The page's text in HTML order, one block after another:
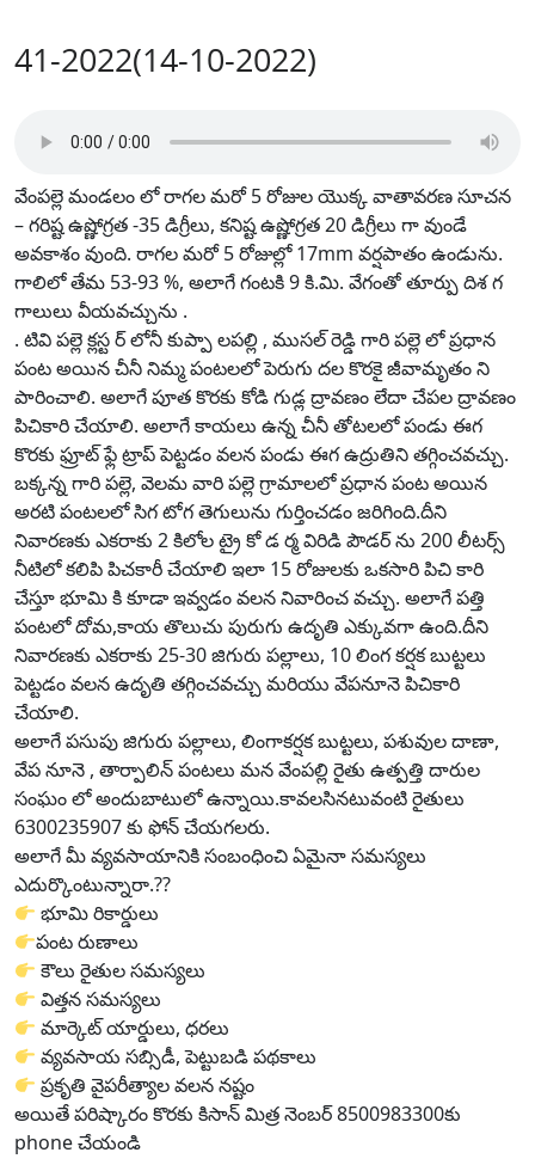
41-2022(14-10-2022)
వేంపల్లె మండలం లో రాగల మరో 5 రోజుల యొక్క వాతావరణ సూచన
– గరిష్ట ఉష్ణోగ్రత -35 డిగ్రీలు, కనిష్ట ఉష్ణోగ్రత 20 డిగ్రీలు గా వుండే
అవకాశం వుంది. రాగల మరో 5 రోజుల్లో 17mm వర్షపాతం ఉండును.
గాలిలో తేమ 53-93 %, అలాగే గంటకి 9 కి.మి. వేగంతో తూర్పు దిశ గ
గాలులు వీయవచ్చును .
. టివి పల్లె క్లస్ట ర్ లోనీ కుప్పా లపల్లి , ముసల్ రెడ్డి గారి పల్లె లో ప్రధాన
పంట అయిన చీనీ నిమ్మ పంటలలో పెరుగు దల కొరకై జీవామృతం ని
పారించాలి. అలాగే పూత కొరకు కోడి గుడ్ల ద్రావణం లేదా చేపల ద్రావణం
పిచికారి చేయాలి. అలాగే కాయలు ఉన్న చీనీ తోటలలో పండు ఈగ
కొరకు ఫ్రూట్ ఫ్లే ట్రాప్ పెట్టడం వలన పండు ఈగ ఉద్రుతిని తగ్గించవచ్చు.
బక్కన్న గారి పల్లె, వెలమ వారి పల్లె గ్రామాలలో ప్రధాన పంట అయిన
అరటి పంటలలో సిగ టోగ తెగులును గుర్తించడం జరిగింది.దీని
నివారణకు ఎకరాకు 2 కిలోల ట్రై కో డ ర్మ విరిడి పౌడర్ ను 200 లీటర్స్
నీటిలో కలిపి పిచకారీ చేయాలి ఇలా 15 రోజులకు ఒకసారి పిచి కారి
చేస్తూ భూమి కి కూడా ఇవ్వడం వలన నివారించ వచ్చు. అలాగే పత్తి
పంటలో దోమ,కాయ తొలుచు పురుగు ఉదృతి ఎక్కువగా ఉంది.దీని
నివారణకు ఎకరాకు 25-30 జిగురు పల్లాలు, 10 లింగ కర్షక బుట్టలు
పెట్టడం వలన ఉదృతి తగ్గించవచ్చు మరియు వేపనూనె పిచికారి
చేయాలి.
అలాగే పసుపు జిగురు పల్లాలు, లింగాకర్షక బుట్టలు, పశువుల దాణా,
వేప నూనె , తార్పాలిన్ పంటలు మన వేంపల్లి రైతు ఉత్పత్తి దారుల
సంఘం లో అందుబాటులో ఉన్నాయి.కావలసినటువంటి రైతులు
6300235907 కు ఫోన్ చేయగలరు.
అలాగే మీ వ్యవసాయానికి సంబంధించి ఏమైనా సమస్యలు
ఎదుర్కొంటున్నారా.??
భూమి రికార్డులు
పంట రుణాలు
కౌలు రైతుల సమస్యలు
విత్తన సమస్యలు
మార్కెట్ యార్డులు, ధరలు
వ్యవసాయ సబ్సిడీ, పెట్టుబడి పథకాలు
ప్రకృతి వైపరీత్యాల వలన నష్టం
అయితే పరిష్కారం కొరకు కిసాన్ మిత్ర నెంబర్ 8500983300కు
phone చేయండి